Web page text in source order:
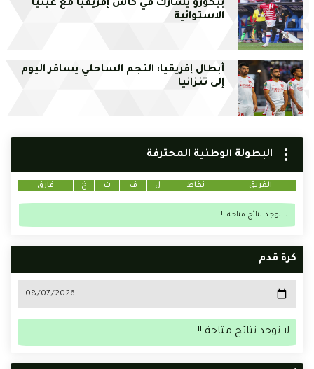
بيكورو يشارك في كأس إفريقيا مع غينيا
الاستوائية
أبطال إفريقيا: النجم الساحلي يسافر اليوم
إلى تنزانيا
البطولة الوطنية المحترفة
الفريق نقاط ل ف ت خ فارق
لا توجد نتائج متاحة !!
كرة قدم
لا توجد نتائج متاحة !!